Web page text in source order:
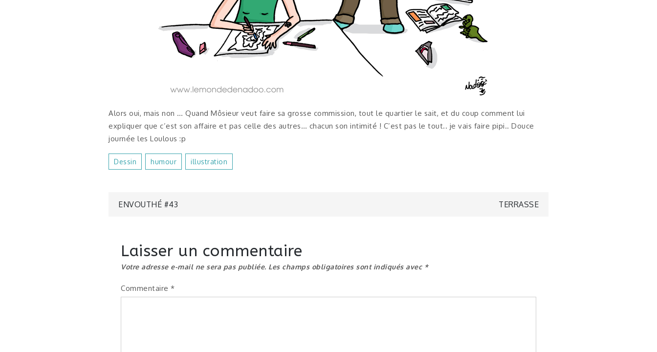
Alors oui, mais non … Quand Môsieur veut faire sa grosse commission, tout le quartier le sait, et du coup comment lui
expliquer que c’est son affaire et pas celle des autres… chacun son intimité ! C’est pas le tout.. je vais faire pipi.. Douce
journée les Loulous :p
Dessin Humour Illustration
Navigation
l’article
ENVOUTHÉ #43 TERRASSE
Laisser un commentaire
Votre adresse e-mail ne sera pas publiée. Les champs obligatoires sont indiqués avec *
Commentaire *